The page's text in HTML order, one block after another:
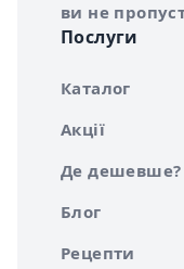
ви не
Послуги
Каталог
Акції
Де дешевше?
Блог
Рецепти